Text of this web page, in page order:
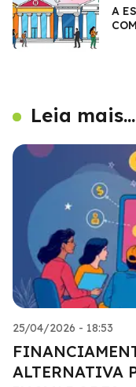
A
Leia mais...
25/04/2026 - 18:53
ALTERNATIVA